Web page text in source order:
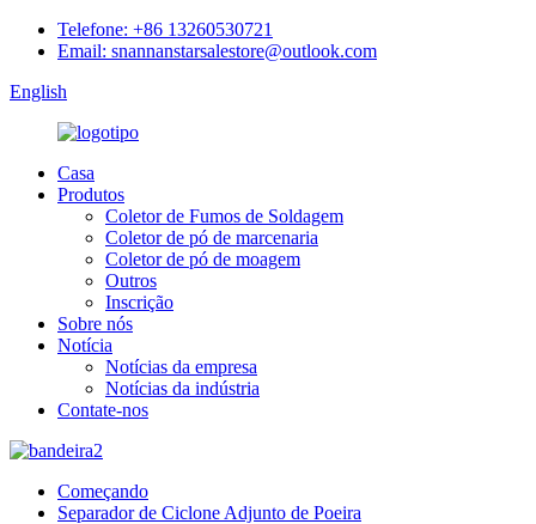
Telefone: +86 13260530721
Email: snannanstarsalestore@outlook.com
English
Casa
Produtos
Coletor de Fumos de Soldagem
Coletor de pó de marcenaria
Coletor de pó de moagem
Outros
Inscrição
Sobre nós
Notícia
Notícias da empresa
Notícias da indústria
Contate-nos
Começando
Separador de Ciclone Adjunto de Poeira